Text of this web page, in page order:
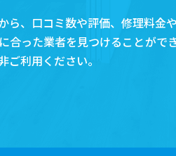
ら、口コミ数や評価、修理料金
合った業者を見つけることがで
利用ください。